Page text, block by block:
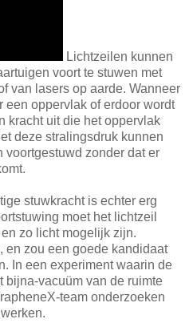
Lichtzeilen kunnen
voort te stuwen met
van lasers op aarde. Wanneer
een oppervlak of erdoor wordt
kracht uit die het oppervlak
deze stralingsdruk kunnen
voortgestuwd zonder dat er
stuwkracht is echter erg
moet het lichtzeil
zo licht mogelijk zijn.
en zou een goede kandidaat
In een experiment waarin de
bijna-vacuüm van de ruimte
team onderzoeken